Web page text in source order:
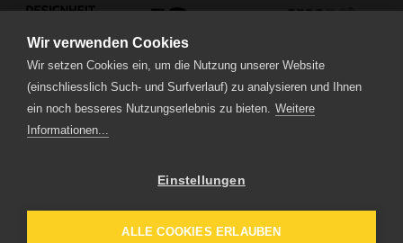
Wir verwenden Cookies
Wir setzen Cookies ein, um die Nutzung unserer Website
(einschliesslich Such- und Surfverlauf) zu analysieren und Ihnen
ein noch besseres Nutzungserlebnis zu bieten. Weitere
Informationen...
Einstellungen
ALLE COOKIES ERLAUBEN
Theaterstrasse 5
6210 Sursee
Datenschutz